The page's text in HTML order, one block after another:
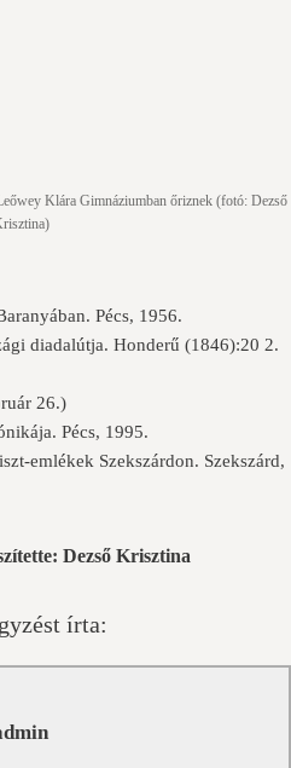
Klára Gimnáziumban őriznek (fotó: Dezső
Pécs, 1956.
diadalútja. Honderű (1846):20 2.
26.)
Pécs, 1995.
emlékek Szekszárdon. Szekszárd,
Dezső Krisztina
írta: